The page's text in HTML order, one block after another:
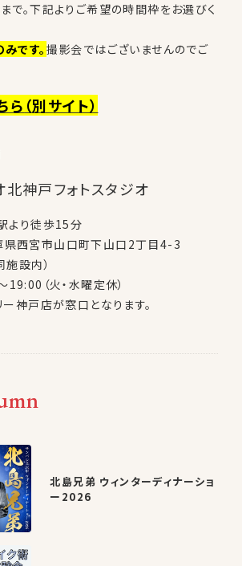
で。下記よりご希望の時間枠をお選びく
です。撮影会ではございませんのでご
ら （別サイト）
北神戸フォトスタジオ
より徒歩15分
西宮市山口町下山口2丁目4-3
施設内）
（火・水曜定休）
神戸店が窓口となります。
北島兄弟 ウィンターディナーショ
ー2026